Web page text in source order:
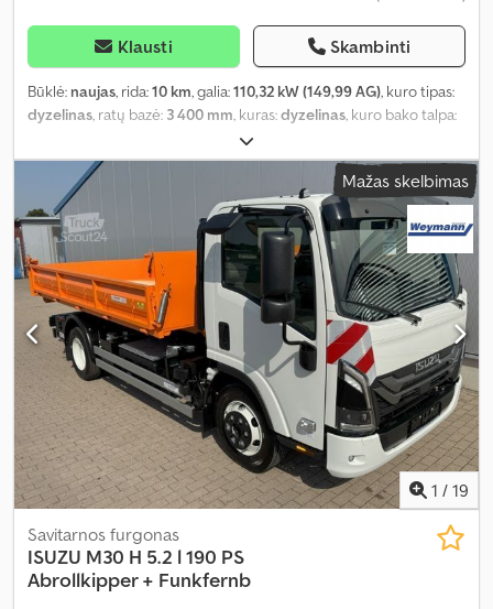
Klausti Skambinti
Būklė: naujas, rida:10 km, galia:110,32 kW (149,99 AG), kuro tipas:
dyzelinas , ratų bazė: 3 400 mm , kuras:dyzelinas , kuro bako talpa:
, vairuotojo kabina:
mechaninis, pavarų skaičius:4, sėdimų vietų skaičius:3, Gamybos
2026
ABS, AdBlue, Bluetooth, Tachografas, USB
jungtis, borto kompiuteris, centrinis užraktas, nerūkantis
automobilis, oro kondicionavimas, oro pagalvė, pilna techninės
priežiūros istorija, start-stop sistema, sunkvežimio registracija,
trauki kontrolė, vairo stiprintuvas
Mažas skelbimas
1 / 19
Savitarnos furgonas
ISUZU M30 H 5.2 l 190 PS
Abrollkipper + Funkfernb